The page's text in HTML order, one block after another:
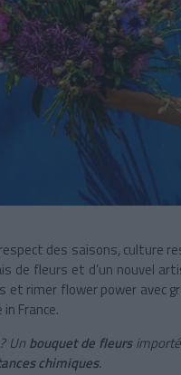
des saisons, culture
de fleurs et d’un nouvel
et rimer flower power avec
France.
Un bouquet de fleurs
chimiques.